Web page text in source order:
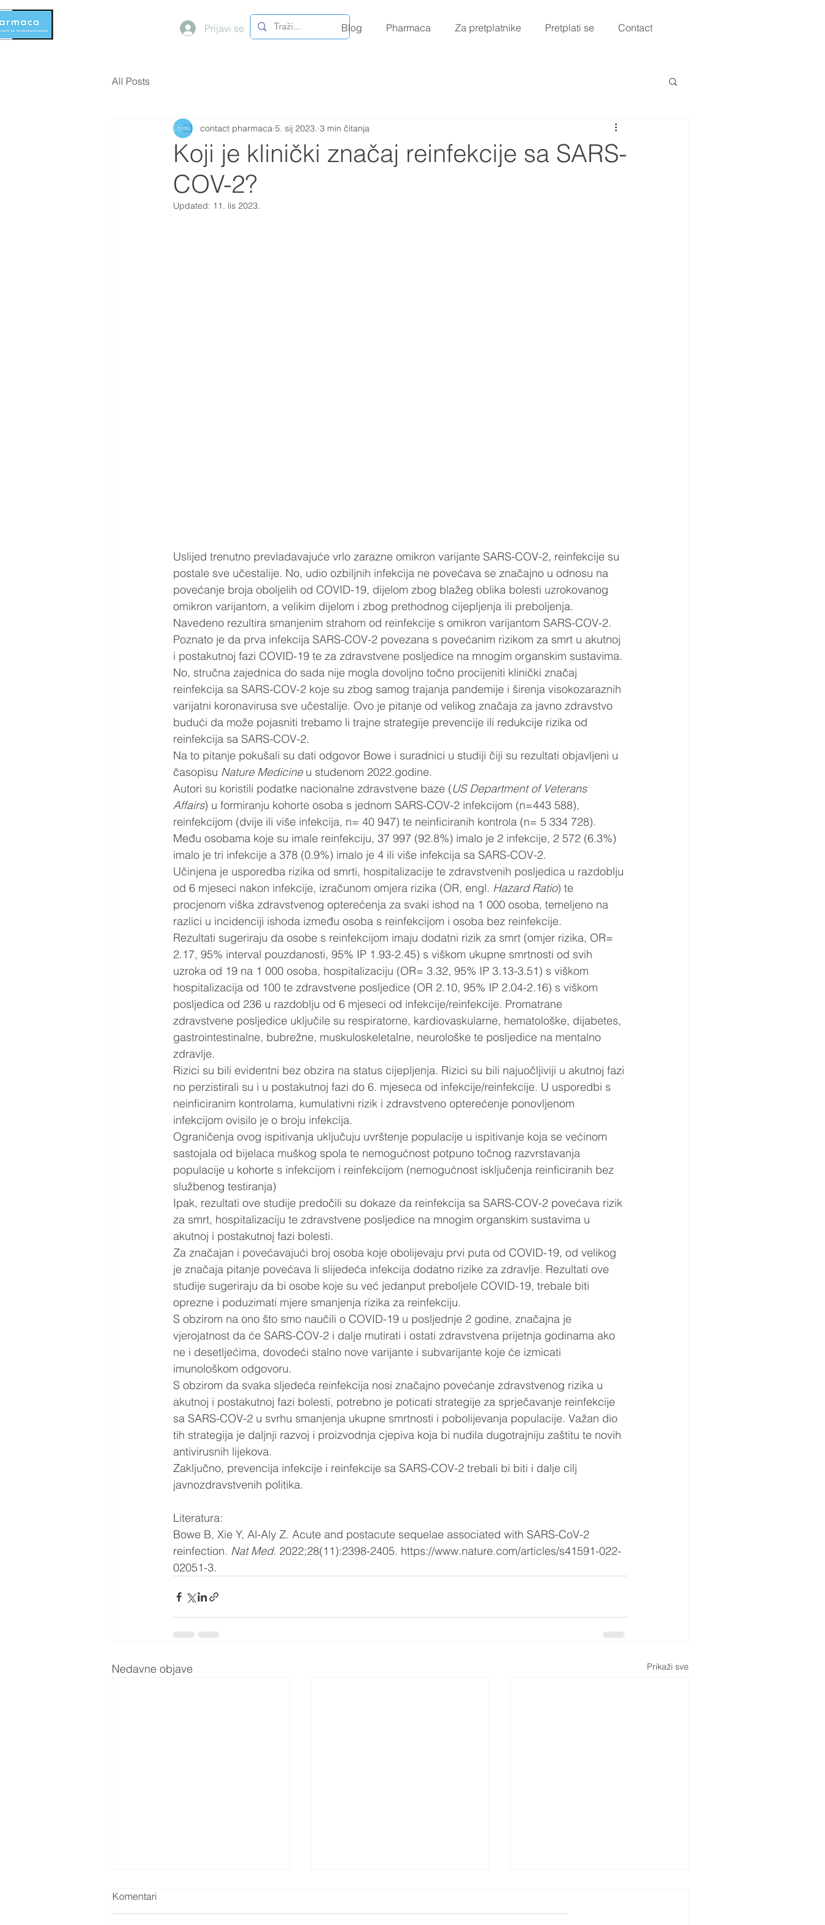
Blog Pharmaca Za pretplatnike Pretplati se Contact
Prijavi se
All Posts
Koji je klinički značaj reinfekcije sa SARS-
COV-2?
contact pharmaca 5. sij 2023. 3 min čitanja
Updated: 11. lis 2023.
Uslijed trenutno prevladavajuće vrlo zarazne omikron varijante SARS-COV-2, reinfekcije su
postale sve učestalije. No, udio ozbiljnih infekcija ne povećava se značajno u odnosu na
povećanje broja oboljelih od COVID-19, dijelom zbog blažeg oblika bolesti uzrokovanog
omikron varijantom, a velikim dijelom i zbog prethodnog cijepljenja ili preboljenja.
Navedeno rezultira smanjenim strahom od reinfekcije s omikron varijantom SARS-COV-2.
Poznato je da prva infekcija SARS-COV-2 povezana s povećanim rizikom za smrt u akutnoj
i postakutnoj fazi COVID-19 te za zdravstvene posljedice na mnogim organskim sustavima.
No, stručna zajednica do sada nije mogla dovoljno točno procijeniti klinički značaj
reinfekcija sa SARS-COV-2 koje su zbog samog trajanja pandemije i širenja visokozaraznih
varijatni koronavirusa sve učestalije. Ovo je pitanje od velikog značaja za javno zdravstvo
budući da može pojasniti trebamo li trajne strategije prevencije ili redukcije rizika od
reinfekcija sa SARS-COV-2.
Na to pitanje pokušali su dati odgovor Bowe i suradnici u studiji čiji su rezultati objavljeni u
časopisu Nature Medicine u studenom 2022.godine.
Autori su koristili podatke nacionalne zdravstvene baze (US Department of Veterans
Affairs) u formiranju kohorte osoba s jednom SARS-COV-2 infekcijom (n=443 588),
reinfekcijom (dvije ili više infekcija, n= 40 947) te neinficiranih kontrola (n= 5 334 728).
Među osobama koje su imale reinfekciju, 37 997 (92.8%) imalo je 2 infekcije, 2 572 (6.3%)
imalo je tri infekcije a 378 (0.9%) imalo je 4 ili više infekcija sa SARS-COV-2.
Učinjena je usporedba rizika od smrti, hospitalizacije te zdravstvenih posljedica u razdoblju
od 6 mjeseci nakon infekcije, izračunom omjera rizika (OR, engl. Hazard Ratio) te
procjenom viška zdravstvenog opterećenja za svaki ishod na 1 000 osoba, temeljeno na
razlici u incidenciji ishoda između osoba s reinfekcijom i osoba bez reinfekcije.
Rezultati sugeriraju da osobe s reinfekcijom imaju dodatni rizik za smrt (omjer rizika, OR=
2.17, 95% interval pouzdanosti, 95% IP 1.93-2.45) s viškom ukupne smrtnosti od svih
uzroka od 19 na 1 000 osoba, hospitalizaciju (OR= 3.32, 95% IP 3.13-3.51) s viškom
hospitalizacija od 100 te zdravstvene posljedice (OR 2.10, 95% IP 2.04-2.16) s viškom
posljedica od 236 u razdoblju od 6 mjeseci od infekcije/reinfekcije. Promatrane
zdravstvene posljedice uključile su respiratorne, kardiovaskularne, hematološke, dijabetes,
gastrointestinalne, bubrežne, muskuloskeletalne, neurološke te posljedice na mentalno
zdravlje.
Rizici su bili evidentni bez obzira na status cijepljenja. Rizici su bili najuočljiviji u akutnoj fazi
no perzistirali su i u postakutnoj fazi do 6. mjeseca od infekcije/reinfekcije. U usporedbi s
neinficiranim kontrolama, kumulativni rizik i zdravstveno opterećenje ponovljenom
infekcijom ovisilo je o broju infekcija.
Ograničenja ovog ispitivanja uključuju uvrštenje populacije u ispitivanje koja se većinom
sastojala od bijelaca muškog spola te nemogućnost potpuno točnog razvrstavanja
populacije u kohorte s infekcijom i reinfekcijom (nemogućnost isključenja reinficiranih bez
službenog testiranja)
Ipak, rezultati ove studije predočili su dokaze da reinfekcija sa SARS-COV-2 povećava rizik
za smrt, hospitalizaciju te zdravstvene posljedice na mnogim organskim sustavima u
akutnoj i postakutnoj fazi bolesti.
Za značajan i povećavajući broj osoba koje obolijevaju prvi puta od COVID-19, od velikog
je značaja pitanje povećava li slijedeća infekcija dodatno rizike za zdravlje. Rezultati ove
studije sugeriraju da bi osobe koje su već jedanput preboljele COVID-19, trebale biti
oprezne i poduzimati mjere smanjenja rizika za reinfekciju.
S obzirom na ono što smo naučili o COVID-19 u posljednje 2 godine, značajna je
vjerojatnost da će SARS-COV-2 i dalje mutirati i ostati zdravstvena prijetnja godinama ako
ne i desetljećima, dovodeći stalno nove varijante i subvarijante koje će izmicati
imunološkom odgovoru.
S obzirom da svaka sljedeća reinfekcija nosi značajno povećanje zdravstvenog rizika u
akutnoj i postakutnoj fazi bolesti, potrebno je poticati strategije za sprječavanje reinfekcije
sa SARS-COV-2 u svrhu smanjenja ukupne smrtnosti i pobolijevanja populacije. Važan dio
tih strategija je daljnji razvoj i proizvodnja cjepiva koja bi nudila dugotrajniju zaštitu te novih
antivirusnih lijekova.
Zaključno, prevencija infekcije i reinfekcije sa SARS-COV-2 trebali bi biti i dalje cilj
javnozdravstvenih politika.
Literatura:
Bowe B, Xie Y, Al-Aly Z. Acute and postacute sequelae associated with SARS-CoV-2
reinfection. Nat Med. 2022;28(11):2398-2405. https://www.nature.com/articles/s41591-022-
02051-3.
Nedavne objave Prikaži sve
Komentari